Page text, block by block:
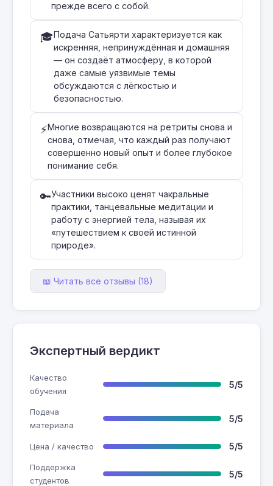
прежде всего с собой.
🎓Подача Сатьярти характеризуется как
искренняя, непринуждённая и домашняя
— он создаёт атмосферу, в которой
даже самые уязвимые темы
обсуждаются с лёгкостью и
безопасностью.
⚡Многие возвращаются на ретриты снова и
снова, отмечая, что каждый раз получают
совершенно новый опыт и более глубокое
понимание себя.
🔑Участники высоко ценят чакральные
практики, танцевальные медитации и
работу с энергией тела, называя их
«путешествием к своей истинной
природе».
📖 Читать все отзывы (18)
Экспертный вердикт
Качество
обучения
5/5
Подача
материала
5/5
Цена / качество 5/5
Поддержка
студентов
5/5